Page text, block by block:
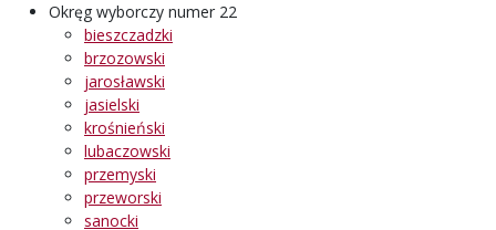
Okręg wyborczy numer 22
bieszczadzki
brzozowski
jarosławski
jasielski
krośnieński
lubaczowski
przemyski
przeworski
sanocki